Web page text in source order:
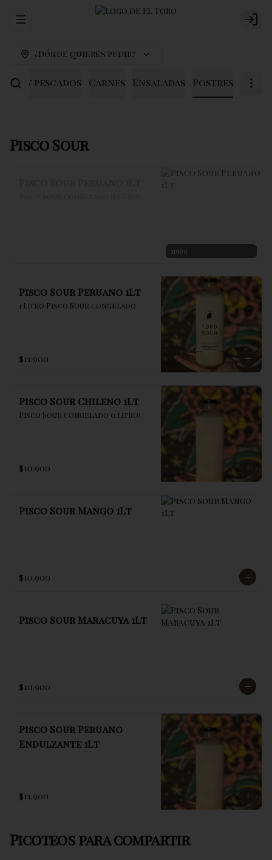
Abrir menu de navegación
¿Dónde quieres pedir?
y pescados Carnes Ensaladas Postres
Pisco Sour
11900
Pisco Sour Peruano 1Lt
1 Litro Pisco Sour congelado
$11.900
Pisco Sour Chileno 1Lt
Pisco Sour congelado (1 litro)
$10.900
Pisco Sour Mango 1Lt
$10.900
Pisco Sour Maracuya 1Lt
$10.900
Pisco Sour Peruano
Endulzante 1Lt
$11.900
Picoteos para compartir